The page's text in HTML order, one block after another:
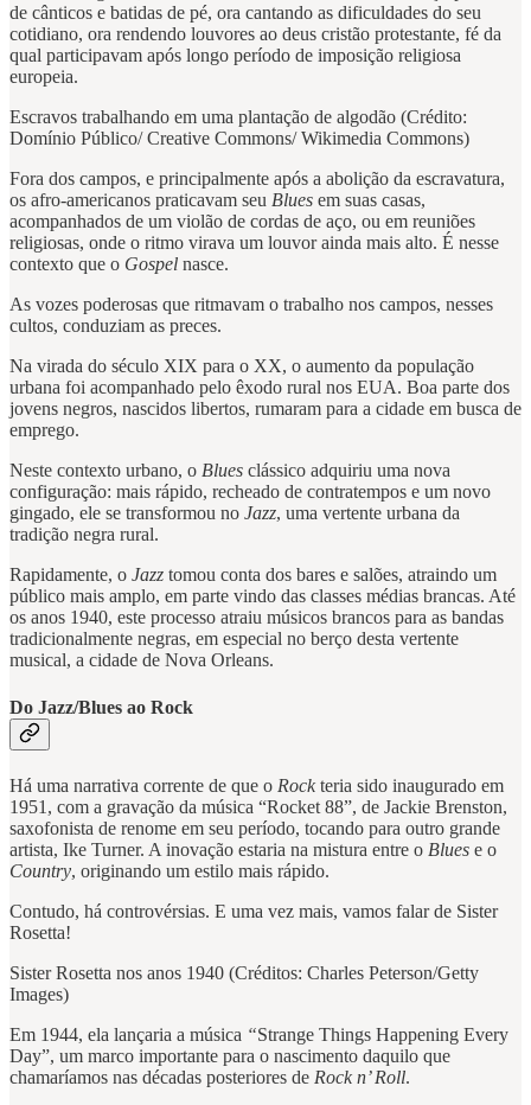
de cânticos e batidas de pé, ora cantando as dificuldades do seu
cotidiano, ora rendendo louvores ao deus cristão protestante, fé da
qual participavam após longo período de imposição religiosa
europeia.
Escravos trabalhando em uma plantação de algodão (Crédito:
Domínio Público/ Creative Commons/ Wikimedia Commons)
Fora dos campos, e principalmente após a abolição da escravatura,
os afro-americanos praticavam seu Blues em suas casas,
acompanhados de um violão de cordas de aço, ou em reuniões
religiosas, onde o ritmo virava um louvor ainda mais alto. É nesse
contexto que o Gospel nasce.
As vozes poderosas que ritmavam o trabalho nos campos, nesses
cultos, conduziam as preces.
Na virada do século XIX para o XX, o aumento da população
urbana foi acompanhado pelo êxodo rural nos EUA. Boa parte dos
jovens negros, nascidos libertos, rumaram para a cidade em busca de
emprego.
Neste contexto urbano, o Blues clássico adquiriu uma nova
configuração: mais rápido, recheado de contratempos e um novo
gingado, ele se transformou no Jazz, uma vertente urbana da
tradição negra rural.
Rapidamente, o Jazz tomou conta dos bares e salões, atraindo um
público mais amplo, em parte vindo das classes médias brancas. Até
os anos 1940, este processo atraiu músicos brancos para as bandas
tradicionalmente negras, em especial no berço desta vertente
musical, a cidade de Nova Orleans.
Do Jazz/Blues ao Rock
Há uma narrativa corrente de que o Rock teria sido inaugurado em
1951, com a gravação da música “Rocket 88”, de Jackie Brenston,
saxofonista de renome em seu período, tocando para outro grande
artista, Ike Turner. A inovação estaria na mistura entre o Blues e o
Country, originando um estilo mais rápido.
Contudo, há controvérsias. E uma vez mais, vamos falar de Sister
Rosetta!
Sister Rosetta nos anos 1940 (Créditos: Charles Peterson/Getty
Images)
Em 1944, ela lançaria a música “Strange Things Happening Every
Day”, um marco importante para o nascimento daquilo que
chamaríamos nas décadas posteriores de Rock n’ Roll.